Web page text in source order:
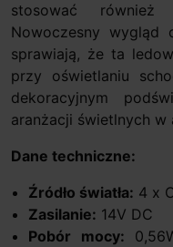
stosować również
Nowoczesny wygląd
sprawiają, że ta
przy oświetlaniu
dekoracyjnym
aranżacji świetlnych
Dane techniczne:
Źródło światła: 4 x
Zasilanie: 14V DC
Pobór mocy: